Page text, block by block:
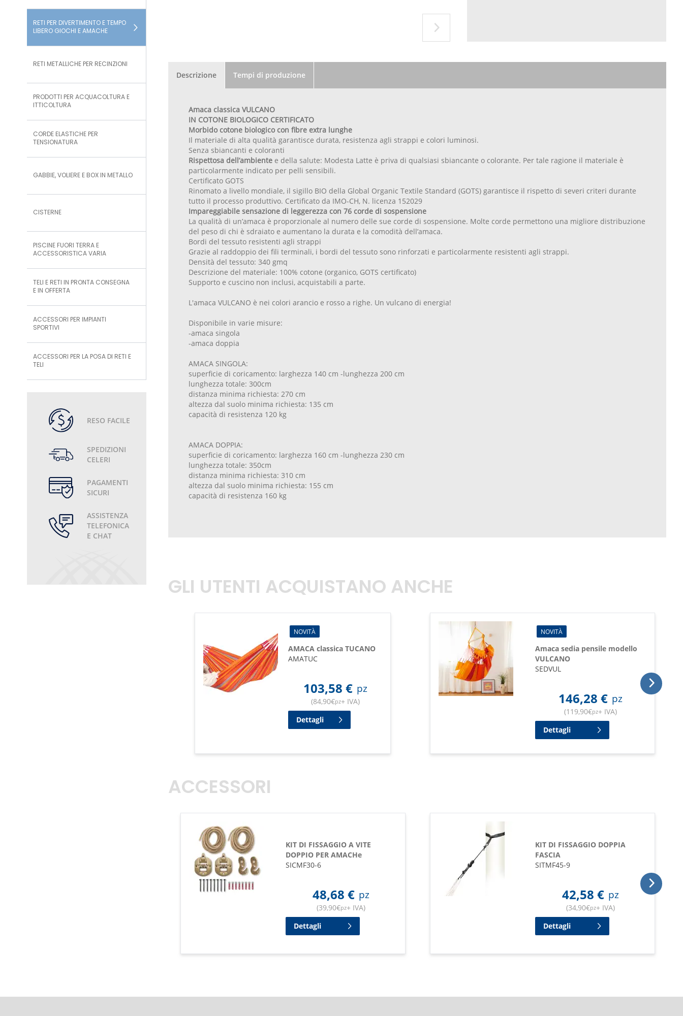
RETI PER DIVERTIMENTO E TEMPO
LIBERO GIOCHI E AMACHE
RETI METALLICHE PER RECINZIONI
PRODOTTI PER ACQUACOLTURA E
ITTICOLTURA
CORDE ELASTICHE PER
TENSIONATURA
GABBIE, VOLIERE E BOX IN METALLO
CISTERNE
PISCINE FUORI TERRA E
ACCESSORISTICA VARIA
TELI E RETI IN PRONTA CONSEGNA
E IN OFFERTA
ACCESSORI PER IMPIANTI
SPORTIVI
ACCESSORI PER LA POSA DI RETI E
TELI
RESO FACILE
SPEDIZIONI
CELERI
PAGAMENTI
SICURI
ASSISTENZA
TELEFONICA
E CHAT
Descrizione Tempi di produzione
Amaca classica VULCANO
IN COTONE BIOLOGICO CERTIFICATO
Morbido cotone biologico con fibre extra lunghe
Il materiale di alta qualità garantisce durata, resistenza agli strappi e colori luminosi.
Senza sbiancanti e coloranti
Rispettosa dell’ambientee della salute: Modesta Latte è priva di qualsiasi sbiancante o colorante. Per tale ragione il materiale è
particolarmente indicato per pelli sensibili.
Certificato GOTS
Rinomato a livello mondiale, il sigillo BIO della Global Organic Textile Standard (GOTS) garantisce il rispetto di severi criteri durante
tutto il processo produttivo. Certificato da IMO-CH, N. licenza 152029
Impareggiabile sensazione di leggerezza con 76 corde di sospensione
La qualità di un’amaca è proporzionale al numero delle sue corde di sospensione. Molte corde permettono una migliore distribuzione
del peso di chi è sdraiato e aumentano la durata e la comodità dell’amaca.
Bordi del tessuto resistenti agli strappi
Grazie al raddoppio dei fili terminali, i bordi del tessuto sono rinforzati e particolarmente resistenti agli strappi.
Densità del tessuto: 340 gmq
Descrizione del materiale: 100% cotone (organico, GOTS certificato)
Supporto e cuscino non inclusi, acquistabili a parte.
L'amaca VULCANO è nei colori arancio e rosso a righe. Un vulcano di energia!
Disponibile in varie misure:
-amaca singola
-amaca doppia
AMACA SINGOLA:
superficie di coricamento: larghezza 140 cm -lunghezza 200 cm
lunghezza totale: 300cm
distanza minima richiesta: 270 cm
altezza dal suolo minima richiesta: 135 cm
capacità di resistenza 120 kg
AMACA DOPPIA:
superficie di coricamento: larghezza 160 cm -lunghezza 230 cm
lunghezza totale: 350cm
distanza minima richiesta: 310 cm
altezza dal suolo minima richiesta: 155 cm
capacità di resistenza 160 kg
GLI UTENTI ACQUISTANO ANCHE
NOVITÀ
AMACA classica TUCANO
AMATUC
103,58 € pz
(84,90€pz+ IVA)
Dettagli
NOVITÀ
Amaca sedia pensile modello
VULCANO
SEDVUL
146,28 € pz
(119,90€pz+ IVA)
Dettagli
ACCESSORI
KIT DI FISSAGGIO A VITE
DOPPIO PER AMACHe
SICMF30-6
48,68 € pz
(39,90€pz+ IVA)
Dettagli
KIT DI FISSAGGIO DOPPIA
FASCIA
SITMF45-9
42,58 € pz
(34,90€pz+ IVA)
Dettagli